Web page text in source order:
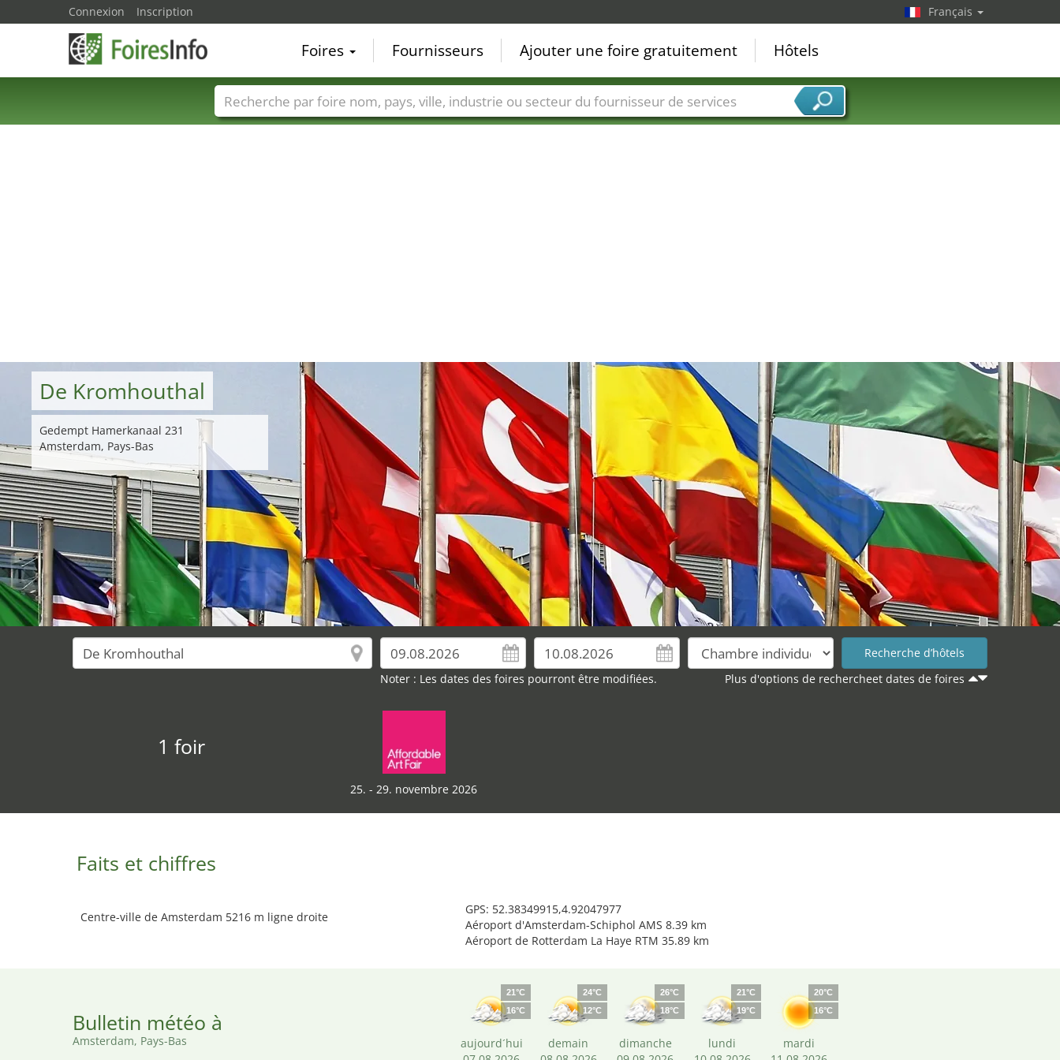
De Kromhouthal
Gedempt Hamerkanaal 231
Amsterdam, Pays-Bas
Noter : Les dates des foires pourront être modifiées. Plus d'options de rechercheet dates de foires
1 foir
25. - 29. novembre 2026
Faits et chiffres
Centre-ville de Amsterdam 5216 m ligne droite
GPS: 52.38349915,4.92047977
Aéroport d'Amsterdam-Schiphol AMS 8.39 km
Aéroport de Rotterdam La Haye RTM 35.89 km
Bulletin météo à
Amsterdam, Pays-Bas
21°C
16°C
aujourd´hui
24°C
12°C
demain
26°C
18°C
dimanche
21°C
19°C
lundi
20°C
16°C
mardi
Connexion Inscription Français
Foires Fournisseurs Ajouter une foire gratuitement Hôtels
Foire noms Pays Villes Secteurs de foire Secteurs du fournisseur de services